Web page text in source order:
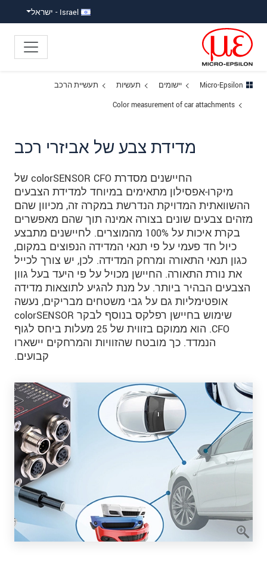
Israel - ישראל
Micro-Epsilon יישומים תעשיות
תעשיית הרכב
Color measurement of car attachments
מדידת צבע של אביזרי רכב
החיישנים מסדרת colorSENSOR CFO של
מיקרו-אפסילון מתאימים במיוחד למדידת הצבעים
ההשוואתית המדויקת הנדרשת במקרה זה, מכיוון שהם
מזהים צבעים שונים בצורה אמינה תוך שהם מאפשרים
בקרת איכות על 100% מהמוצרים. לחיישנים מתבצע
כיול חד פעמי על פי תנאי המדידה הנפוצים במקום,
כגון תנאי התאורה ומרחק המדידה. לכן, יש צורך לכייל
את נורת התאורה. החיישן מכויל על פי היעד בעל גוון
הצבעים הבהיר ביותר. על מנת להגיע לתוצאות מדידה
אופטימליות גם על גבי משטחים מבריקים, נעשה
שימוש בחיישן רפלקס בנוסף לבקר colorSENSOR
CFO. הוא ממוקם בזווית של 25 מעלות ביחס לגוף
הנמדד. כך מובטח שהזוויות והמרחקים יישארו
קבועים.